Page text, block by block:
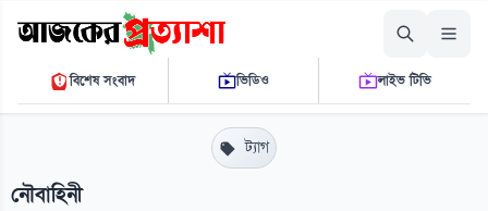
শনিবার, ০৮ আগস্ট ২০২৬
০৫ ২৩ ৫৯ পি.এম.THE DAILY AJKER PROTTASHA
বিশেষ সংবাদ ভিডিও লাইভ টিভি
ট্যাগ
নৌবাহিনী